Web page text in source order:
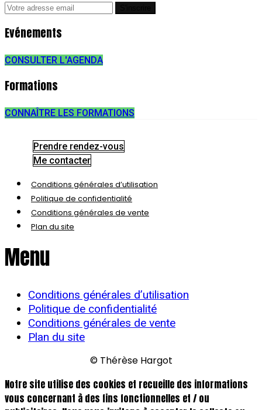
Evénements
CONSULTER L'AGENDA
Formations
CONNAÎTRE LES FORMATIONS
Prendre rendez-vous
Me contacter
Conditions générales d’utilisation
Politique de confidentialité
Conditions générales de vente
Plan du site
Menu
Conditions générales d’utilisation
Politique de confidentialité
Conditions générales de vente
Plan du site
© Thérèse Hargot
Notre site utilise des cookies et recueille des informations
vous concernant à des fins fonctionnelles et / ou